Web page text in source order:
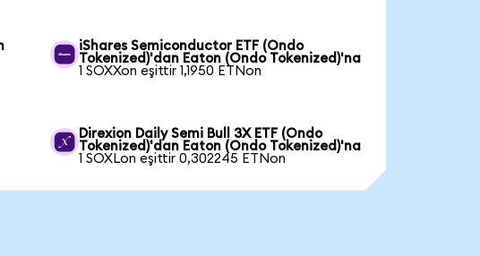
iShares Semiconductor ETF (Ondo
Tokenized)'dan Eaton (Ondo Tokenized)'na
1 SOXXon eşittir 1,1950 ETNon
Direxion Daily Semi Bull 3X ETF (Ondo
Tokenized)'dan Eaton (Ondo Tokenized)'na
1 SOXLon eşittir 0,302245 ETNon